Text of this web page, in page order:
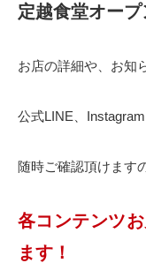
定越食堂オープ
お店の詳細や、お知
公式LINE、
随時ご確認頂けます
各コンテンツ
ます！